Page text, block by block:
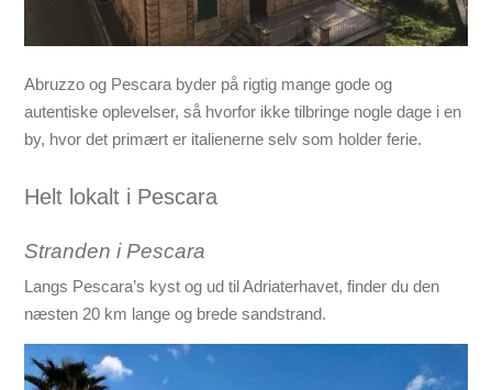
Abruzzo og Pescara byder på rigtig mange gode og
autentiske oplevelser, så hvorfor ikke tilbringe nogle dage i en
by, hvor det primært er italienerne selv som holder ferie.
Helt lokalt i Pescara
Stranden i Pescara
Langs Pescara’s kyst og ud til Adriaterhavet, finder du den
næsten 20 km lange og brede sandstrand.